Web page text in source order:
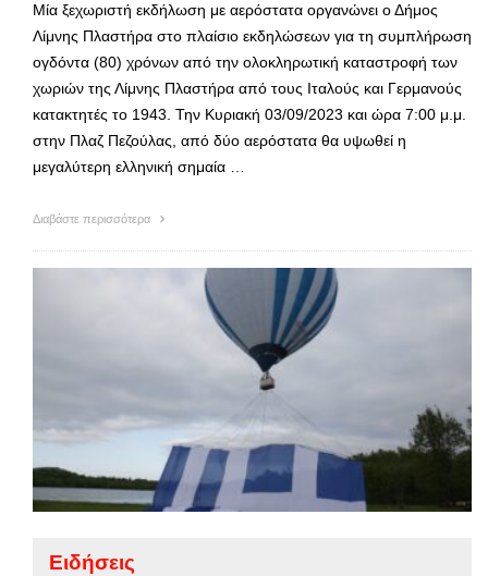
Μία ξεχωριστή εκδήλωση με αερόστατα οργανώνει ο Δήμος
Λίμνης Πλαστήρα στο πλαίσιο εκδηλώσεων για τη συμπλήρωση
ογδόντα (80) χρόνων από την ολοκληρωτική καταστροφή των
χωριών της Λίμνης Πλαστήρα από τους Ιταλούς και Γερμανούς
κατακτητές το 1943. Την Κυριακή 03/09/2023 και ώρα 7:00 μ.μ.
στην Πλαζ Πεζούλας, από δύο αερόστατα θα υψωθεί η
μεγαλύτερη ελληνική σημαία …
Διαβάστε περισσότερα
Ειδήσεις